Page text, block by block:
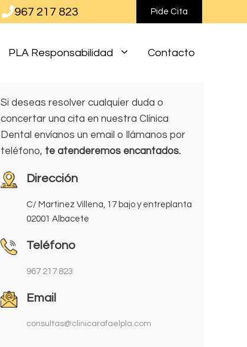
967 217 823 Pide Cita
PLA Responsabilidad Contacto
Si deseas resolver cualquier duda o
concertar una cita en nuestra Clínica
Dental envíanos un email o llámanos por
teléfono, te atenderemos encantados.
Dirección
C/ Martinez Villena, 17 bajo y entreplanta
02001 Albacete
Teléfono
967 217 823
Email
consultas@clinicarafaelpla.com